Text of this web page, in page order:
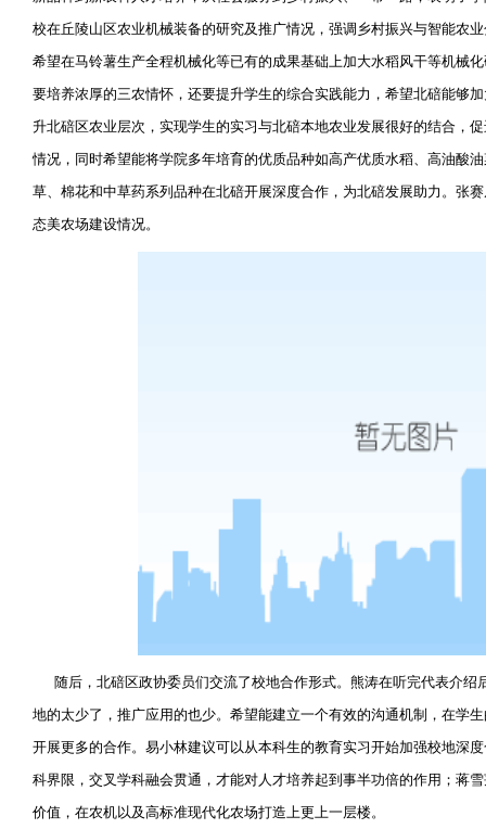
校在丘陵山区农业机械装备的研究及推广情况，强调乡村振兴与智能农
希望在马铃薯生产全程机械化等已有的成果基础上加大水稻风干等机械
要培养浓厚的三农情怀，还要提升学生的综合实践能力，希望北碚能够
升北碚区农业层次，实现学生的实习与北碚本地农业发展很好的结合，
情况，同时希望能将学院多年培育的优质品种如高产优质水稻、高油酸
草、棉花和中草药系列品种在北碚开展深度合作，为北碚发展助力。张
态美农场建设情况。
随后，北碚区政协委员们交流了校地合作形式。熊涛在听完代表介
地的太少了，推广应用的也少。希望能建立一个有效的沟通机制，在学
开展更多的合作。易小林建议可以从本科生的教育实习开始加强校地深
科界限，交叉学科融会贯通，才能对人才培养起到事半功倍的作用；蒋
价值，在农机以及高标准现代化农场打造上更上一层楼。